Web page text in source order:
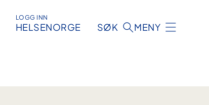
LOGG INN
HELSENORGE SØK MENY